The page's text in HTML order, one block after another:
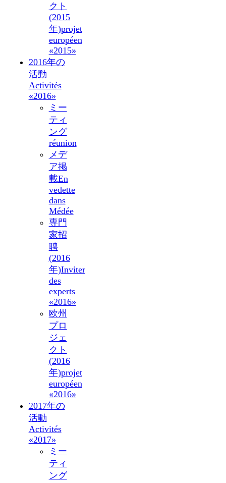
クト
(2015
年)projet
européen
«2015»
2016年の
活動
Activités
«2016»
ミー
ティ
ング
réunion
メデ
ア掲
載En
vedette
dans
Médée
専門
家招
聘
(2016
年)Inviter
des
experts
«2016»
欧州
プロ
ジェ
クト
(2016
年)projet
européen
«2016»
2017年の
活動
Activités
«2017»
ミー
ティ
ング